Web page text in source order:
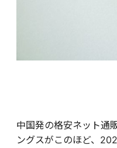
中国発の格安ネット通
ングスがこのほど、